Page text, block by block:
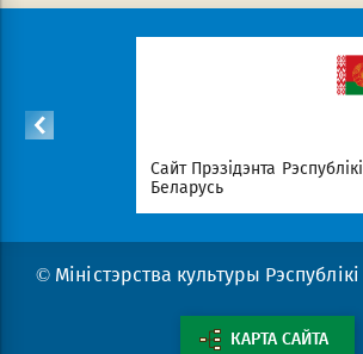
Сайт Прэзідэнта Рэспублікі
Беларусь
© Міністэрства культуры
КАРТА САЙТА